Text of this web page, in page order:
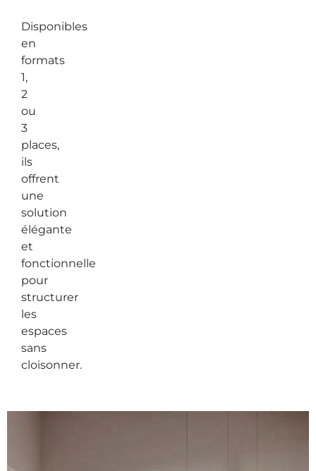
Disponibles
en
formats
1,
2
ou
3
places,
ils
offrent
une
solution
élégante
et
fonctionnelle
pour
structurer
les
espaces
sans
cloisonner.